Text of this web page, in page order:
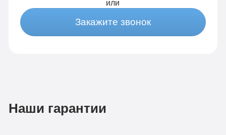
или
Закажите звонок
Наши гарантии